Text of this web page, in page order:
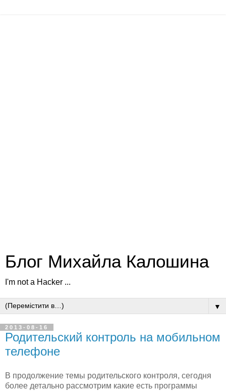
Блог Михайла Калошина
I'm not a Hacker ...
▼
2013-08-16
Родительский контроль на мобильном
телефоне
В продолжение темы родительского контроля, сегодня
более детально рассмотрим какие есть программы